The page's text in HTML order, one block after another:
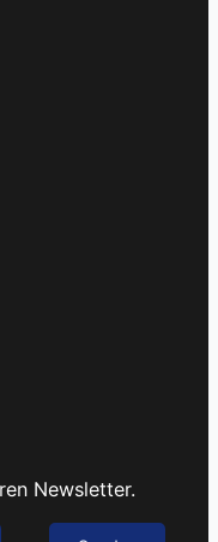
Newsletter.